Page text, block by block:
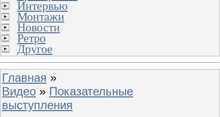
Интервью
Монтажи
Новости
Ретро
Другое
Главная »
Видео » Показательные
выступления